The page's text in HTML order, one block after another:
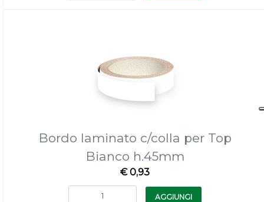
Bordo laminato c/colla per Top
Bianco h.45mm
€ 0,93
Quantità
AGGIUNGI